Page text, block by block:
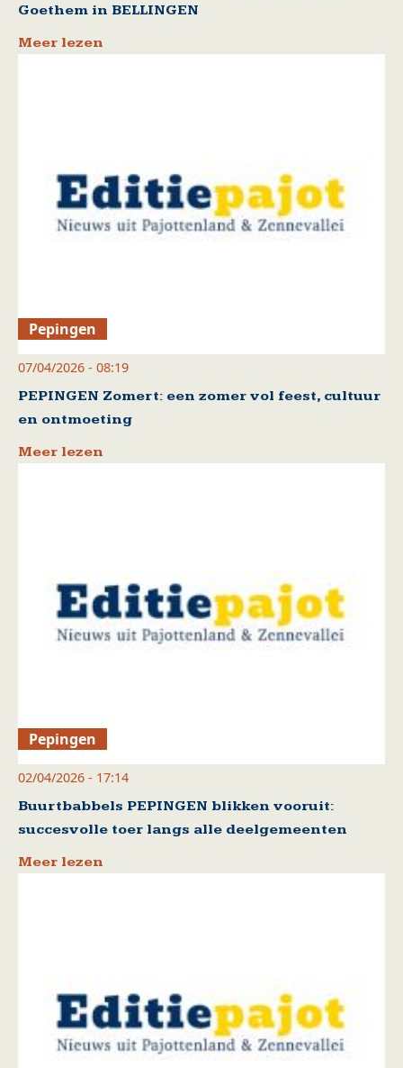
Goethem in BELLINGEN
Meer lezen
Pepingen
07/04/2026 - 08:19
PEPINGEN Zomert: een zomer vol feest, cultuur
en ontmoeting
Meer lezen
Pepingen
02/04/2026 - 17:14
Buurtbabbels PEPINGEN blikken vooruit:
succesvolle toer langs alle deelgemeenten
Meer lezen